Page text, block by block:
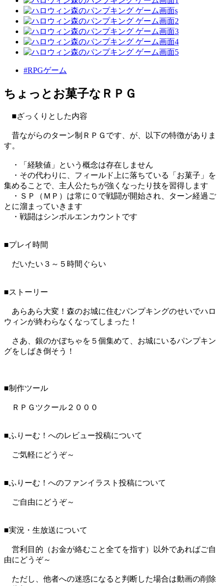
#RPGゲーム
ちょっとお菓子なＲＰＧ
■ざっくりとした内容
昔ながらのターン制ＲＰＧです、が、以下の特徴がありま
す。
・「経験値」という概念は存在しません
・その代わりに、フィールド上に落ちている「お菓子」を
集めることで、主人公たちが強くなったり技を習得します
・ＳＰ（ＭＰ）は常に０で戦闘が開始され、ターン経過ご
とに溜まっていきます
・戦闘はシンボルエンカウントです
■プレイ時間
だいたい３～５時間ぐらい
■ストーリー
あらあら大変！森のお城に住むパンプキングのせいでハロ
ウィンが終わらなくなってしまった！
さあ、銀のかぼちゃを５個集めて、お城にいるパンプキン
グをしばき倒そう！
■制作ツール
ＲＰＧツクール２０００
■ふりーむ！へのレビュー投稿について
ご気軽にどうぞ～
■ふりーむ！へのファンイラスト投稿について
ご自由にどうぞ～
■実況・生放送について
営利目的（お金が絡むこと全てを指す）以外であればご自
由にどうぞ～
ただし、他者への迷惑になると判断した場合は動画の削除